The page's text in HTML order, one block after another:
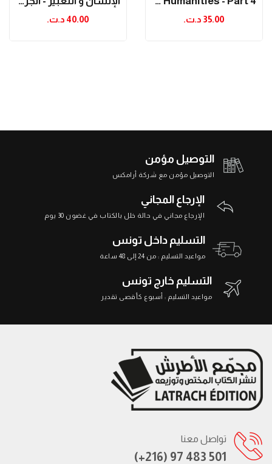
40.00 د.ت.‏ 35.00 د.ت.‏
التوصيل مؤمن
التوصيل مؤمن مع شركة أرامكس
الإرجاع المجاني
الإرجاع مجاني في حالة خلل بالكتاب في غضون 30 يوم
التسليم داخل تونس
مواعيد التسليم : من 24 إلى 48 ساعة
التسليم خارج تونس
مواعيد التسليم : أسبوع كأقصى تقدير
تواصل معنا
(+216) 97 483 501